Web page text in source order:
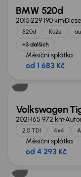
BMW 520d
2015229 190 km
520d Kůže
+3 dalších
Měsíční splátka
od 1 683 Kč
Zlevněno o 70 000
Volkswagen
2021165 972 km
2.0 TDI 4x4
Měsíční splátka
od 4 293 Kč
Zlevněno o 70 000